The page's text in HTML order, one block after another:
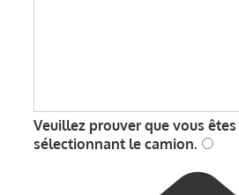
Veuillez prouver que vous
sélectionnant le camion.